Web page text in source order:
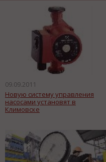
09.09.2011
Новую систему управления
насосами установят в
Климовске